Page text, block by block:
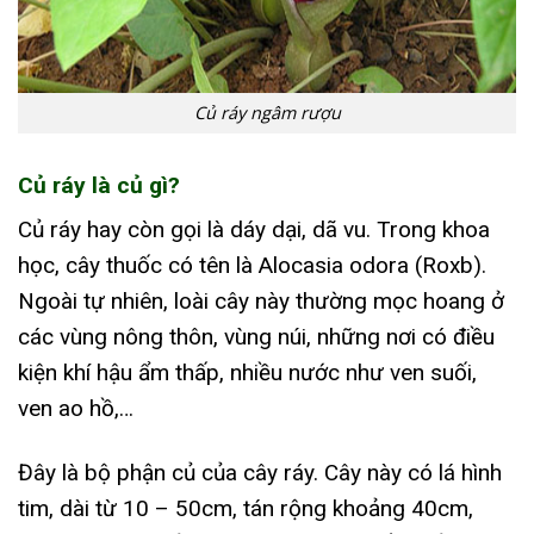
Củ ráy ngâm rượu
Củ ráy là củ gì?
Củ ráy hay còn gọi là dáy dại, dã vu. Trong khoa
học, cây thuốc có tên là Alocasia odora (Roxb).
Ngoài tự nhiên, loài cây này thường mọc hoang ở
các vùng nông thôn, vùng núi, những nơi có điều
kiện khí hậu ẩm thấp, nhiều nước như ven suối,
ven ao hồ,…
Đây là bộ phận củ của cây ráy. Cây này có lá hình
tim, dài từ 10 – 50cm, tán rộng khoảng 40cm,